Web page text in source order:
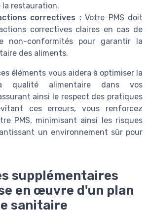
la restauration.
correctives :Votre PMS doit
correctives claires en cas de
non-conformités pour garantir la
des aliments.
éléments vous aidera à optimiser la
qualité alimentaire dans vos
ainsi le respect des pratiques
ces erreurs, vous renforcez
PMS, minimisant ainsi les risques
un environnement sûr pour
supplémentaires
en œuvre d'un plan
sanitaire